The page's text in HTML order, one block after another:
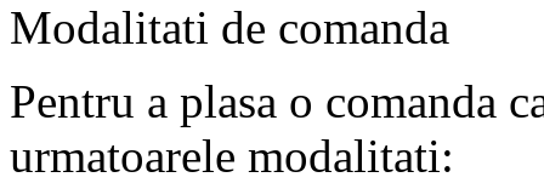
Modalitati de comanda
Pentru a plasa o comanda
urmatoarele modalitati: